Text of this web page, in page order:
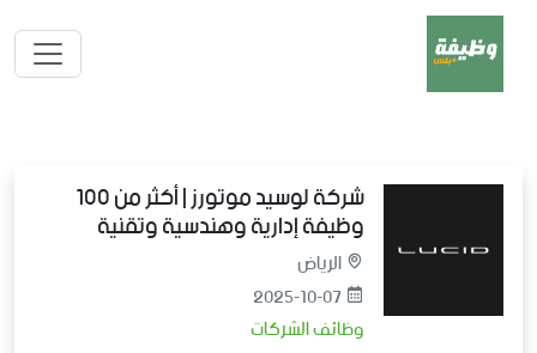
شركة لوسيد موتورز | أكثر من 100
وظيفة إدارية وهندسية وتقنية
الرياض
2025-10-07
وظائف الشركات